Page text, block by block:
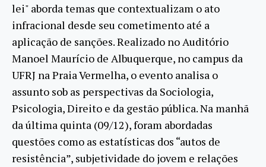
lei" aborda temas que contextualizam o ato
infracional desde seu cometimento até a
aplicação de sanções. Realizado no Auditório
Manoel Maurício de Albuquerque, no campus da
UFRJ na Praia Vermelha, o evento analisa o
assunto sob as perspectivas da Sociologia,
Psicologia, Direito e da gestão pública. Na manhã
da última quinta (09/12), foram abordadas
questões como as estatísticas dos “autos de
resistência”, subjetividade do jovem e relações